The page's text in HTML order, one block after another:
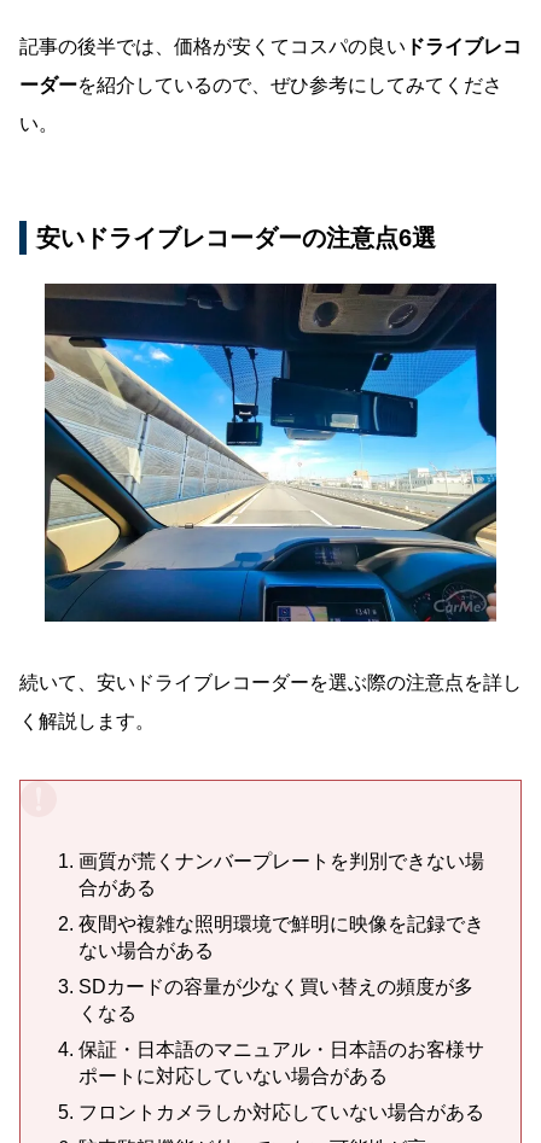
記事の後半では、価格が安くてコスパの良い ドライブレコ
ーダーを紹介しているので、ぜひ参考にしてみてくださ
い。
安いドライブレコーダーの注意点6選
続いて、安いドライブレコーダーを選ぶ際の注意点を詳し
く解説します。
画質が荒くナンバープレートを判別できない場
合がある
夜間や複雑な照明環境で鮮明に映像を記録でき
ない場合がある
SDカードの容量が少なく買い替えの頻度が多
くなる
保証・日本語のマニュアル・日本語のお客様サ
ポートに対応していない場合がある
フロントカメラしか対応していない場合がある